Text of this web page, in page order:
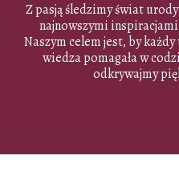
Z pasją śledzimy świat
najnowszymi
Naszym celem jest, by
wiedza pomagała w
odkrywajmy